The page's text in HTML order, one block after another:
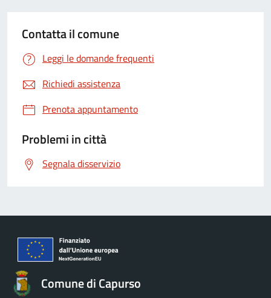
Contatta il comune
Leggi le domande frequenti
Richiedi assistenza
Prenota appuntamento
Problemi in città
Segnala disservizio
Comune di Capurso